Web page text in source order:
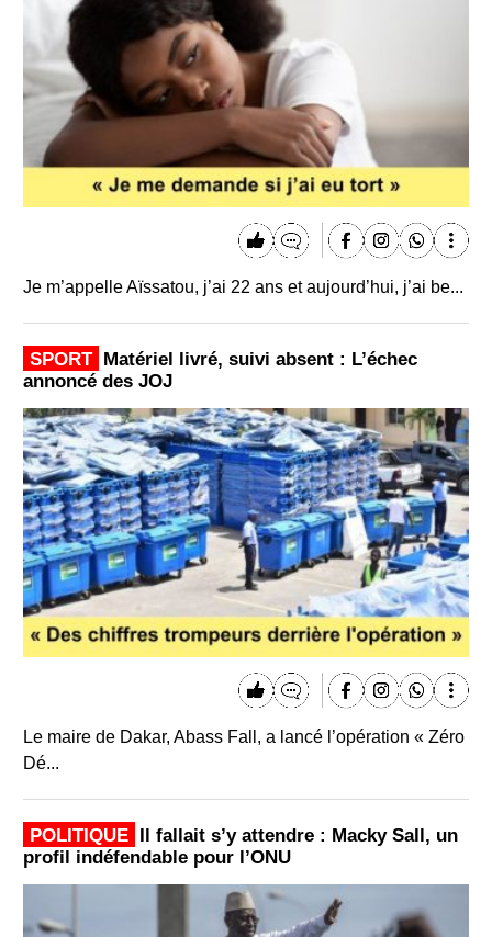
Je m’appelle Aïssatou, j’ai 22 ans et aujourd’hui, j’ai be...
SPORT Matériel livré, suivi absent : L’échec
annoncé des JOJ
Le maire de Dakar, Abass Fall, a lancé l’opération « Zéro
Dé...
POLITIQUE Il fallait s’y attendre : Macky Sall, un
profil indéfendable pour l’ONU